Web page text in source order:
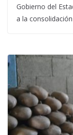
Gobierno del
a la